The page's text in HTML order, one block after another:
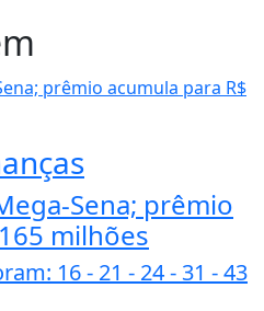
Sena; prêmio
milhões
16 - 21 - 24 - 31 - 43